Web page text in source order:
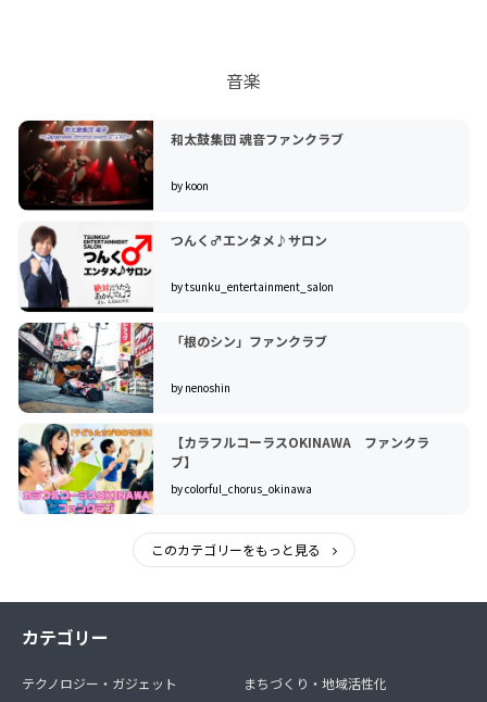
音楽
和太鼓集団 魂音ファンクラブ
by koon
つんく♂エンタメ♪サロン
by tsunku_entertainment_salon
「根のシン」ファンクラブ
by nenoshin
【カラフルコーラスOKINAWA ファンクラ
ブ】
by colorful_chorus_okinawa
このカテゴリーをもっと見る
カテゴリー
テクノロジー・ガジェット
まちづくり・地域活性化